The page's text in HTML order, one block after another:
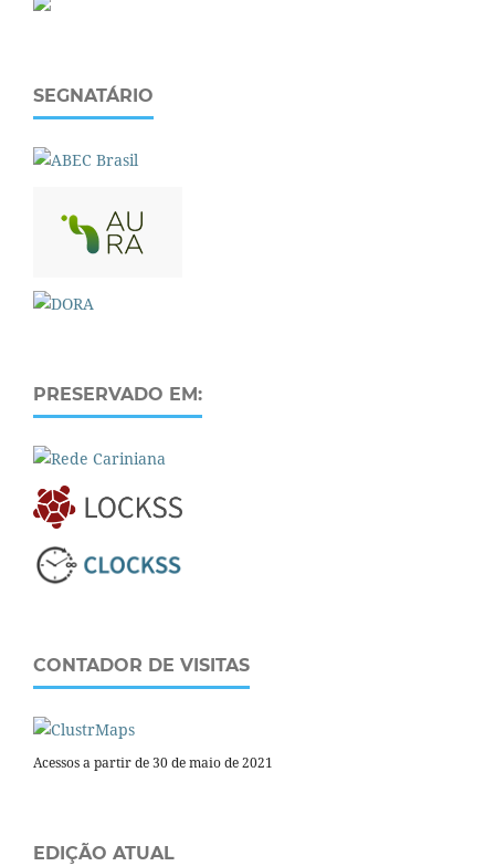
SEGNATÁRIO
PRESERVADO EM:
CONTADOR DE VISITAS
Acessos a partir de 30 de maio de 2021
EDIÇÃO ATUAL